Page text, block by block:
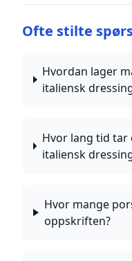
Ofte stilte
Hvordan lager
italiensk
Hvor lang tid tar
italiensk
Hvor mange
oppskriften?